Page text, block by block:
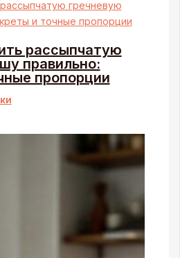
рассыпчатую
правильно:
пропорции